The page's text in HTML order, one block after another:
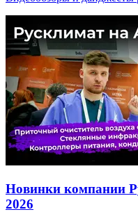
Новинки компании
2026